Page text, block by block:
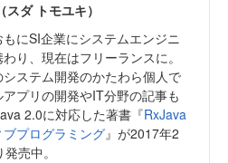
ダ トモユキ）
にSI企業にシステムエンジニ
り、現在はフリーランスに。
ステム開発のかたわら個人で
プリの開発やIT分野の記事も
2.0に対応した著書『RxJava
ブプログラミング』が2017年2
売中。